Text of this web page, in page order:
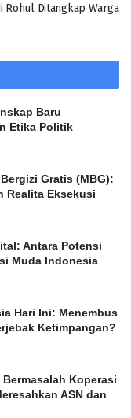
Rohul Ditangkap Warga
Baru
Etika Politik
Gratis (MBG):
Realita Eksekusi
Antara Potensi
Muda Indonesia
Hari Ini: Menembus
Ketimpangan?
Koperasi
ASN dan